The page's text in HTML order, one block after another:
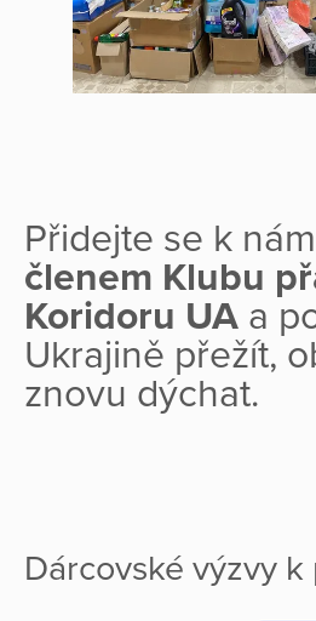
Přidejte se k
členem Klubu
Koridoru UA a
Ukrajině přežít,
znovu dýchat.
Dárcovské výzvy